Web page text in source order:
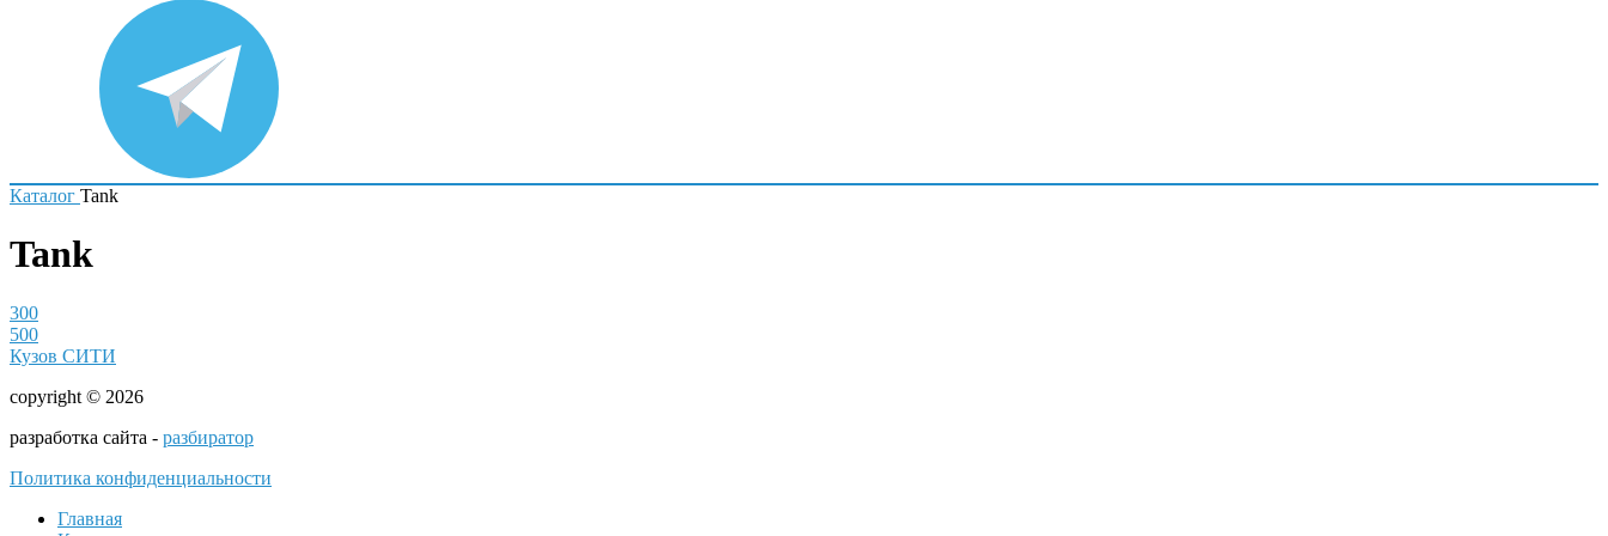
Каталог Tank
Tank
300
500
Кузов СИТИ
copyright © 2026
разработка сайта - разбиратор
Политика конфиденциальности
Главная